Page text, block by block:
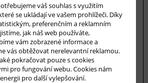
váš souhlas s využitím
se ukládají ve vašem prohlížeči. Díky
preferenčním a reklamním
jak náš web používáte,
vám zobrazené informace a
vás obtěžovat nerelevantní reklamou.
pokračovat pouze s cookies
pro fungování webu. Cookies nám
pro další vylepšování.